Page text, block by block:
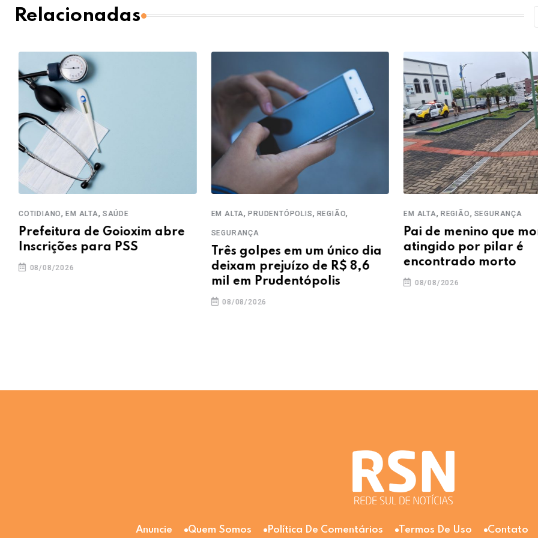
Relacionadas
COTIDIANO,EM ALTA,SAÚDE
Prefeitura de Goioxim abre
Inscrições para PSS
08/08/2026
EM ALTA,PRUDENTÓPOLIS,REGIÃO,
SEGURANÇA
Três golpes em um único dia
deixam prejuízo de R$ 8,6
mil em Prudentópolis
08/08/2026
EM ALTA,REGIÃO,SEGURANÇA
Pai de menino que
atingido por pilar é
encontrado morto
08/08/2026
Anuncie Quem Somos Política De Comentários Termos De Uso Contato